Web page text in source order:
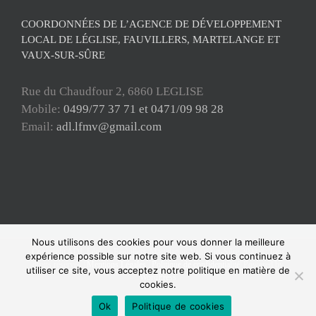
COORDONNÉES DE L’AGENCE DE DÉVELOPPEMENT
LOCAL DE LÉGLISE, FAUVILLERS, MARTELANGE ET
VAUX-SUR-SÛRE
Rue du Chaudfour 2, 6860 LEGLISE
Mobile: 0499/77 37 71 et 0471/09 98 28
Email: adl.lfmv@gmail.com
Copyright ADL Léglise-Fauvillers-Martelange-Vaux-sur-Sûre 2021 © Tous
droits réservés |
Politique de confidentialité
| Powered by
WordPress
Facebook
Nous utilisons des cookies pour vous donner la meilleure
expérience possible sur notre site web. Si vous continuez à
utiliser ce site, vous acceptez notre politique en matière de
cookies.
Ok
Politique de cookies